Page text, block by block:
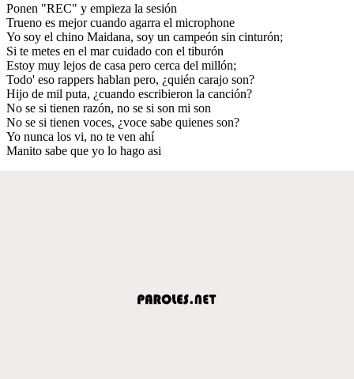
Ponen "REC" y empieza la sesión
Trueno es mejor cuando agarra el microphone
Yo soy el chino Maidana, soy un campeón sin cinturón;
Si te metes en el mar cuidado con el tiburón
Estoy muy lejos de casa pero cerca del millón;
Todo' eso rappers hablan pero, ¿quién carajo son?
Hijo de mil puta, ¿cuando escribieron la canción?
No se si tienen razón, no se si son mi son
No se si tienen voces, ¿voce sabe quienes son?
Yo nunca los vi, no te ven ahí
Manito sabe que yo lo hago asi